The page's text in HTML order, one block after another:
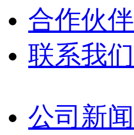
合作伙伴
联系我们
公司新闻